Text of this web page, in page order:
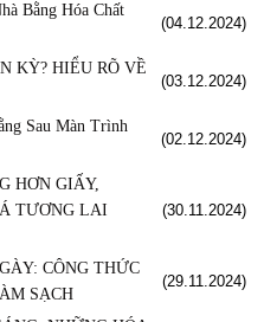
Bằng Hóa Chất
(04.12.2024)
KỲ? HIỂU RÕ VỀ
(03.12.2024)
Sau Màn Trình
(02.12.2024)
HƠN GIẤY,
TƯƠNG LAI
(30.11.2024)
CÔNG THỨC
SẠCH
(29.11.2024)